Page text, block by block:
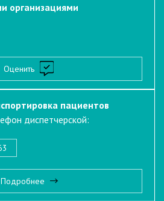
организациями
Оценить
пациентов
диспетчерской:
Подробнее